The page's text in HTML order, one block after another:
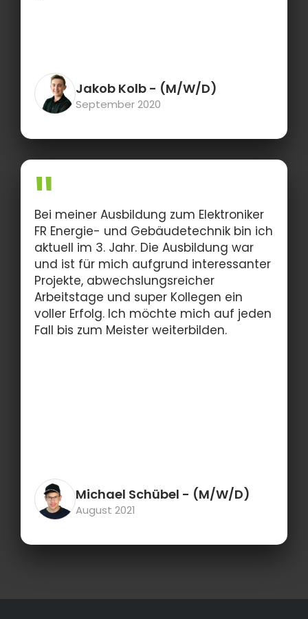
Jakob Kolb - (M/W/D)
September 2020
Bei meiner Ausbildung zum Elektroniker
FR Energie- und Gebäudetechnik bin ich
aktuell im 3. Jahr. Die Ausbildung war
und ist für mich aufgrund interessanter
Projekte, abwechslungsreicher
Arbeitstage und super Kollegen ein
voller Erfolg. Ich möchte mich auf jeden
Fall bis zum Meister weiterbilden.
Michael Schübel - (M/W/D)
August 2021